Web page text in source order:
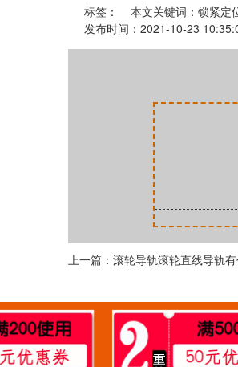
标签：
本文关键词：锁紧定
发布时间：2021-10-23
上一篇：滚轮导轨滚轮直线导轨